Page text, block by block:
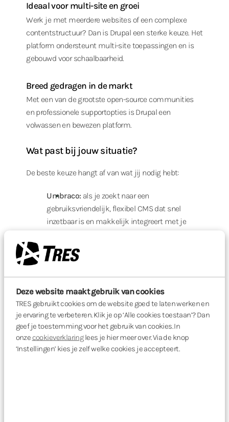
Deze website maakt gebruik van cookies
TRES gebruikt cookies om de website goed te laten werken en
je ervaring te verbeteren. Klik je op ‘Alle cookies toestaan’? Dan
geef je toestemming voor het gebruik van cookies. In
onzecookieverklaringlees je hier meer over. Via de knop
‘Instellingen’ kies je zelf welke cookies je accepteert.
Ideaal voor multi-site en groei
Werk je met meerdere websites of een complexe
contentstructuur? Dan is Drupal een sterke keuze. Het
platform ondersteunt multi-site toepassingen en is
gebouwd voor schaalbaarheid.
Breed gedragen in de markt
Met een van de grootste open-source communities
en professionele supportopties is Drupal een
volwassen en bewezen platform.
Wat past bij jouw situatie?
De beste keuze hangt af van wat jij nodig hebt:
Umbraco: als je zoekt naar een
gebruiksvriendelijk, flexibel CMS dat snel
inzetbaar is en makkelijk integreert met je
Drupal:als je organisatie complex is, veiligheid
een topprioriteit is en je behoefte hebt aan
maatwerk of meerdere websites.
"Een CMS moet niet alleen technisch
kloppen, maar ook werkbaar zijn voor je
team en waarde toevoegen voor je